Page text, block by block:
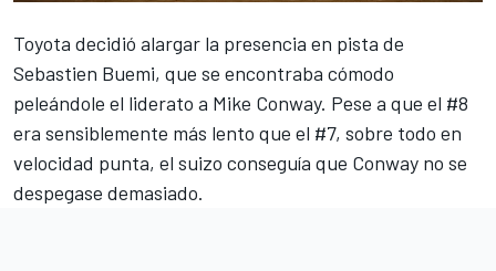
Toyota decidió alargar la presencia en pista de
Sebastien Buemi, que se encontraba cómodo
peleándole el liderato a Mike Conway. Pese a que el #8
era sensiblemente más lento que el #7, sobre todo en
velocidad punta, el suizo conseguía que Conway no se
despegase demasiado.